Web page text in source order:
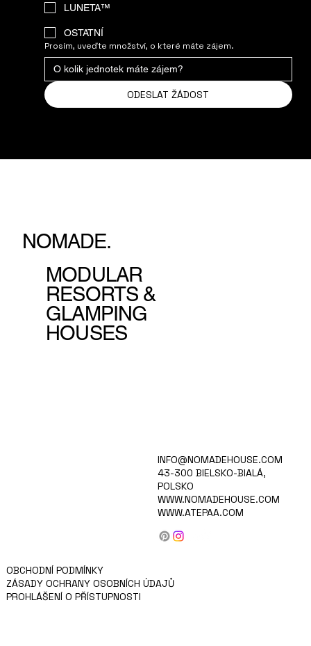
LUNETA™
OSTATNÍ
Prosím, uveďte množství, o které máte zájem.
ODESLAT ŽÁDOST
NOMADE.
MODULAR
RESORTS &
GLAMPING
HOUSES
OBCHODNÍ PODMÍNKY
ZÁSADY OCHRANY OSOBNÍCH ÚDAJŮ
PROHLÁŠENÍ O PŘÍSTUPNOSTI
INFO@NOMADEHOUSE.COM
43-300 BIELSKO-BIALÁ,
POLSKO
WWW.NOMADEHOUSE.COM
WWW.ATEPAA.COM